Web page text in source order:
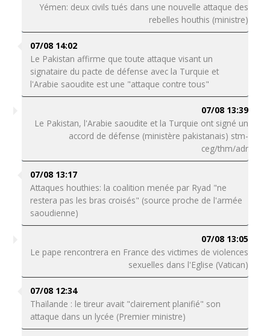
Yémen: deux civils tués dans une nouvelle attaque des
rebelles houthis (ministre)
07/08 14:02
Le Pakistan affirme que toute attaque visant un
signataire du pacte de défense avec la Turquie et
l'Arabie saoudite est une "attaque contre tous"
07/08 13:39
Le Pakistan, l'Arabie saoudite et la Turquie ont signé un
accord de défense (ministère pakistanais) stm-
ceg/thm/adr
07/08 13:17
Attaques houthies: la coalition menée par Ryad "ne
restera pas les bras croisés" (source proche de l'armée
saoudienne)
07/08 13:05
Le pape rencontrera en France des victimes de violences
sexuelles dans l'Eglise (Vatican)
07/08 12:34
Thaïlande : le tireur avait "clairement planifié" son
attaque dans un lycée (Premier ministre)